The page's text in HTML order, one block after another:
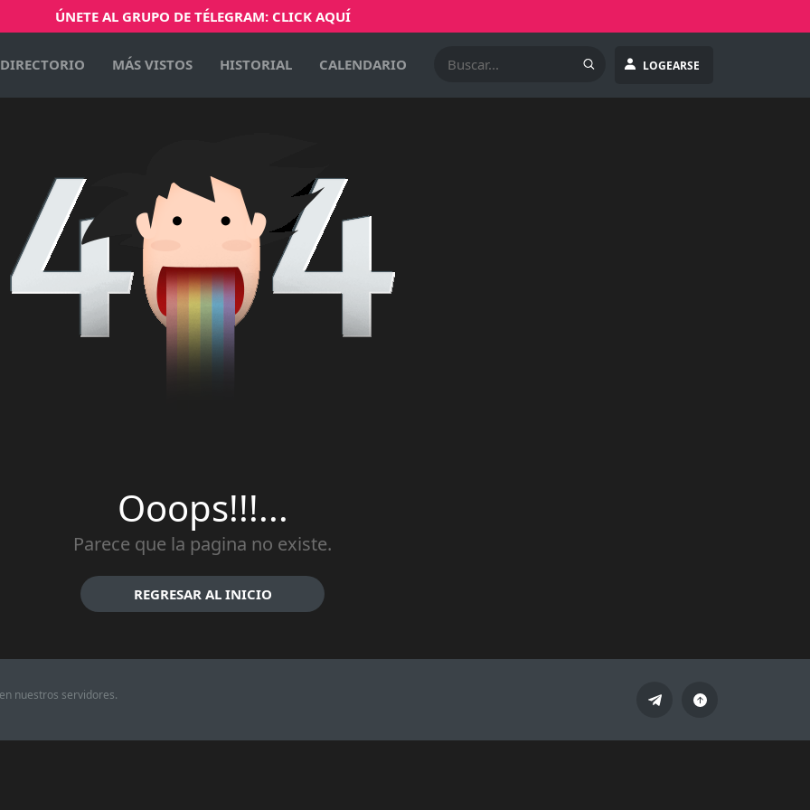
ÚNETE AL GRUPO DE TÉLEGRAM: CLICK AQUÍ
LOGEARSE
DIRECTORIO MÁS VISTOS HISTORIAL CALENDARIO
Ooops!!!...
Parece que la pagina no existe.
REGRESAR AL INICIO
nuestros servidores.